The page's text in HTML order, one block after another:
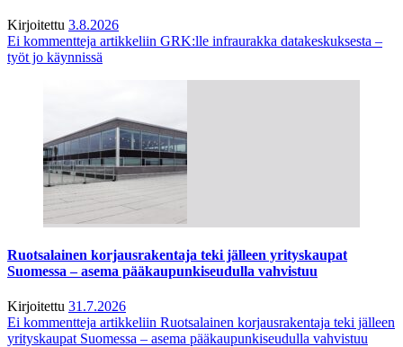
Kirjoitettu 3.8.2026
Ei kommentteja artikkeliin GRK:lle infraurakka datakeskuksesta –
työt jo käynnissä
Ruotsalainen korjausrakentaja teki jälleen yrityskaupat
Suomessa – asema pääkaupunkiseudulla vahvistuu
Kirjoitettu 31.7.2026
Ei kommentteja artikkeliin Ruotsalainen korjausrakentaja teki jälleen
yrityskaupat Suomessa – asema pääkaupunkiseudulla vahvistuu